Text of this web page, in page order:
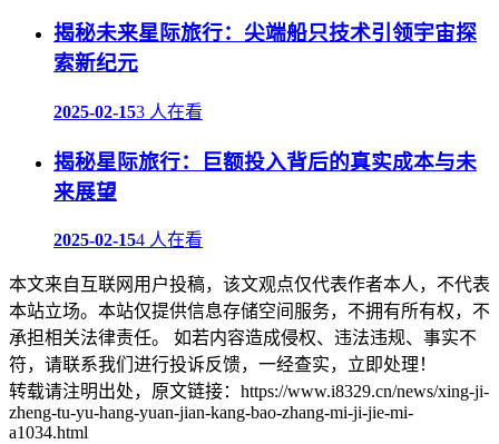
揭秘未来星际旅行：尖端船只技术引领宇宙探
索新纪元
2025-02-153 人在看
揭秘星际旅行：巨额投入背后的真实成本与未
来展望
2025-02-154 人在看
本文来自互联网用户投稿，该文观点仅代表作者本人，不代表
本站立场。本站仅提供信息存储空间服务，不拥有所有权，不
承担相关法律责任。 如若内容造成侵权、违法违规、事实不
符，请联系我们进行投诉反馈，一经查实，立即处理！
转载请注明出处，原文链接：https://www.i8329.cn/news/xing-ji-
zheng-tu-yu-hang-yuan-jian-kang-bao-zhang-mi-ji-jie-mi-
a1034.html